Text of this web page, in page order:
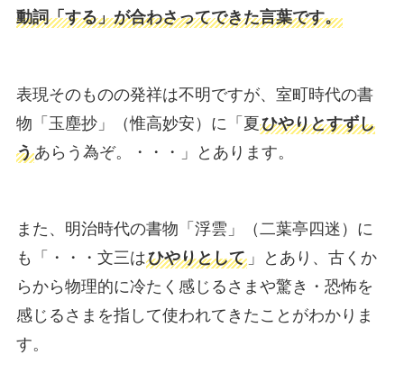
動詞「する」が合わさってできた言葉です。
表現そのものの発祥は不明ですが、室町時代の書
物「玉塵抄」（惟高妙安）に「夏ひやりとすずし
うあらう為ぞ。・・・」とあります。
また、明治時代の書物「浮雲」（二葉亭四迷）に
も「・・・文三はひやりとして」とあり、古くか
らから物理的に冷たく感じるさまや驚き・恐怖を
感じるさまを指して使われてきたことがわかりま
す。